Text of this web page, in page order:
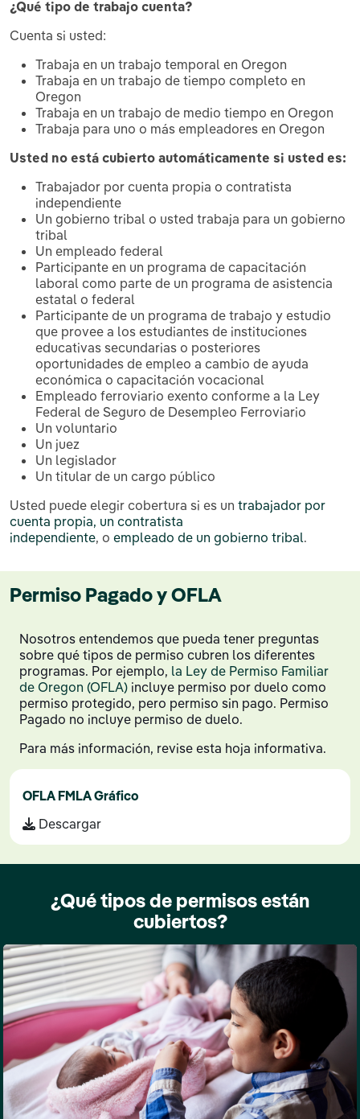
¿Qué tipo de trabajo cuenta?
Cuenta si usted:
Trabaja en un trabajo temporal en Oregon
Trabaja en un trabajo de tiempo completo en
Oregon
Trabaja en un trabajo de medio tiempo en Oregon
Trabaja para uno o más empleadores en Oregon
Usted no está cubierto automáticamente si usted es:
Trabajador por cuenta propia o contratista
independiente
Un gobierno tribal o usted trabaja para un gobierno
tribal
Un empleado federal
Participante en un programa de capacitación
laboral como parte de un programa de asistencia
estatal o federal
Participante de un programa de trabajo y estudio
que provee a los estudiantes de instituciones
educativas secundarias o posteriores
oportunidades de empleo a cambio de ayuda
económica o capacitación vocacional
Empleado ferroviario exento conforme a la Ley
Federal de Seguro de Desempleo Ferroviario
Un voluntario
Un juez
Un legislador
Un titular de un cargo público
Usted puede elegir cobertura si es un trabajador por
cuenta propia, un contratista
independiente, o empleado de un gobierno tribal.
Permiso Pagado y OFLA
Nosotros entendemos que pueda tener preguntas
sobre qué tipos de permiso cubren los diferentes
programas. Por ejemplo, la Ley de Permiso Familiar
de Oregon (OFLA) incluye permiso por duelo como
permiso protegido, pero permiso sin pago. Permiso
Pagado no incluye permiso de duelo.
Para más información, revise esta hoja informativa.
OFLA FMLA Gráfico
Descargar
¿Qué tipos de permisos están
cubiertos?